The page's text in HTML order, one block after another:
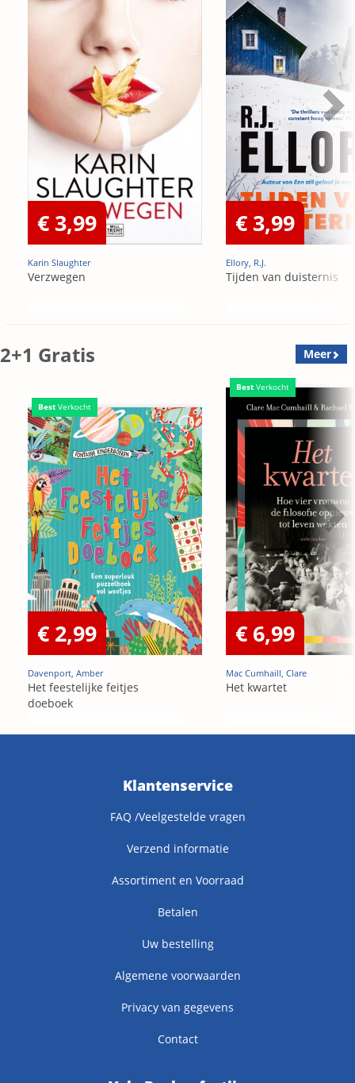
€ 3,99
Karin Slaughter
Verzwegen
€ 3,99
Ellory, R.J.
Tijden van duisternis
2+1 Gratis Meer
Best Verkocht
€ 2,99
Davenport, Amber
Het feestelijke feitjes
doeboek
Best Verkocht
€ 6,99
Mac Cumhaill, Clare
Het kwartet
Klantenservice
FAQ /Veelgestelde vragen
Verzend informatie
Assortiment en Voorraad
Betalen
Uw bestelling
Algemene voorwaarden
Privacy van gegevens
Contact